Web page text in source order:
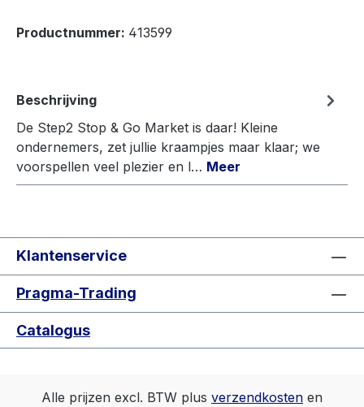
Productnummer: 413599
Beschrijving
De Step2 Stop & Go Market is daar! Kleine
ondernemers, zet jullie kraampjes maar klaar; we
voorspellen veel plezier en l… Meer
Klantenservice
Pragma-Trading
Catalogus
Alle prijzen excl. BTW plus verzendkosten en